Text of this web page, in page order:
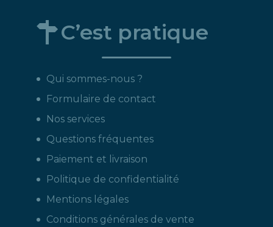
C’est pratique
Qui sommes-nous ?
Formulaire de contact
Nos services
Questions fréquentes
Paiement et livraison
Politique de confidentialité
Mentions légales
Conditions générales de vente